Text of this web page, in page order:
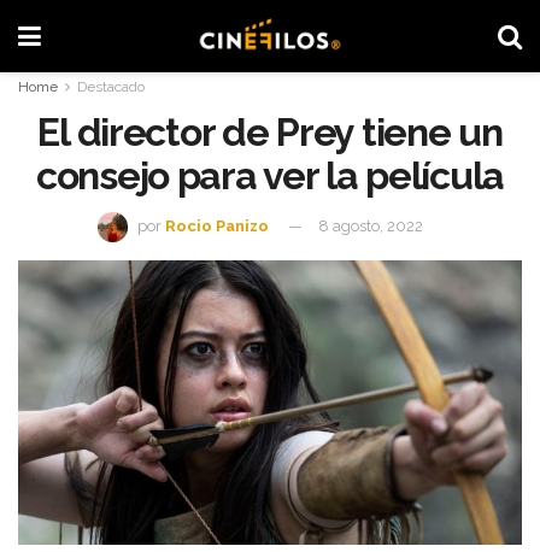
Home Destacado
El director de Prey tiene un
consejo para ver la película
por Rocio Panizo 8 agosto, 2022